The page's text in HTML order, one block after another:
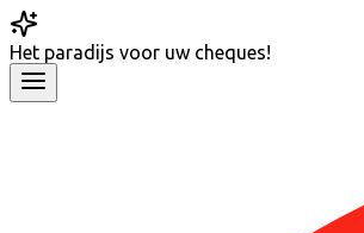
Het paradijs voor uw cheques!